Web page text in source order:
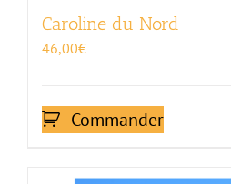
Caroline du Nord
46,00€
Commander